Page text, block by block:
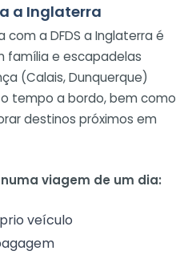
a Inglaterra
com a DFDS a Inglaterra é
família e escapadelas
(Calais, Dunquerque)
tempo a bordo, bem como
destinos próximos em
viagem de um dia:
veículo